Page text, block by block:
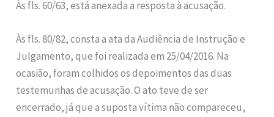
Às fls. 60/63, está anexada a resposta à acusação.
Às fls. 80/82, consta a ata da Audiência de Instrução e
Julgamento, que foi realizada em 25/04/2016. Na
ocasião, foram colhidos os depoimentos das duas
testemunhas de acusação. O ato teve de ser
encerrado, já que a suposta vítima não compareceu,